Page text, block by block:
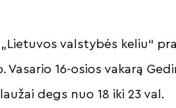
valstybės keliu“
16-osios vakarą
degs nuo 18 iki 23 val.